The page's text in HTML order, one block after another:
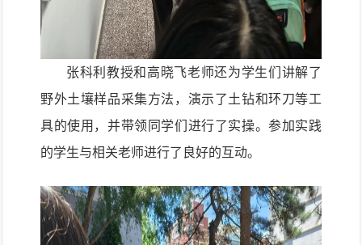
张科利教授和高晓飞老师还为学生们讲解了
野外土壤样品采集方法，演示了土钻和环刀等工
具的使用，并带领同学们进行了实操。参加实践
的学生与相关老师进行了良好的互动。